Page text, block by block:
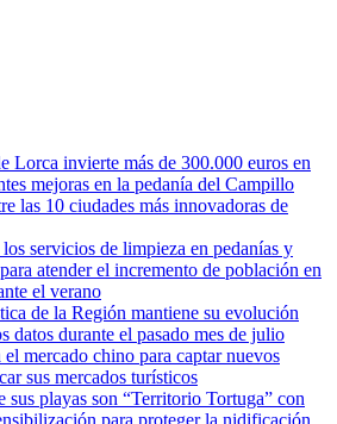
Lorca invierte más de 300.000 euros en
mejoras en la pedanía del Campillo
las 10 ciudades más innovadoras de
servicios de limpieza en pedanías y
atender el incremento de población en
el verano
de la Región mantiene su evolución
datos durante el pasado mes de julio
mercado chino para captar nuevos
sus mercados turísticos
sus playas son “Territorio Tortuga” con
para proteger la nidificación